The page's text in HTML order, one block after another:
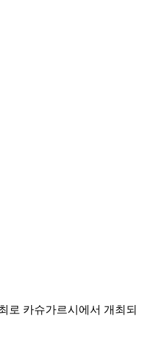
로 카슈가르시에서 개최되